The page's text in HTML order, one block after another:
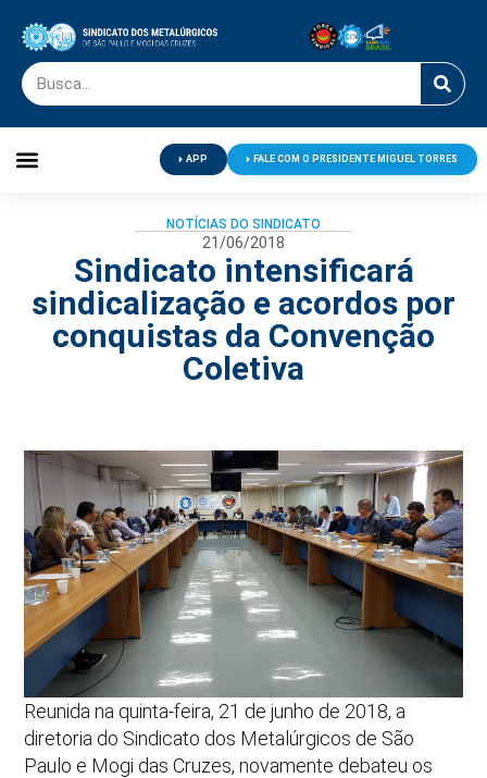
APP FALE COM O PRESIDENTE MIGUEL TORRES
NOTÍCIAS DO SINDICATO
21/06/2018
Sindicato intensificará
sindicalização e acordos por
conquistas da Convenção
Coletiva
Reunida na quinta-feira, 21 de junho de 2018, a
diretoria do Sindicato dos Metalúrgicos de São
Paulo e Mogi das Cruzes, novamente debateu os